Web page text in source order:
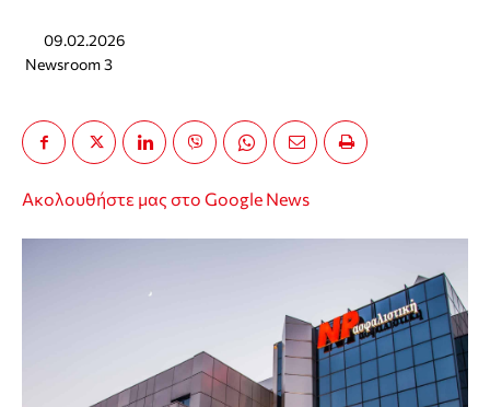
09.02.2026
Newsroom 3
Ακολουθήστε μας στο Google News